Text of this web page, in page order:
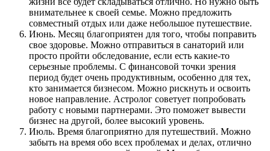
внимательнее к своей семье. Можно предложить
совместный отдых или даже небольшое путешествие.
Июнь. Месяц благоприятен для того, чтобы поправить
свое здоровье. Можно отправиться в санаторий или
просто пройти обследование, если есть какие-то
серьезные проблемы. С финансовой точки зрения
период будет очень продуктивным, особенно для тех,
кто занимается бизнесом. Можно рискнуть и освоить
новое направление. Астролог советует попробовать
работу с новыми партнерами. Это поможет вывести
бизнес на другой, более высокий уровень.
Июль. Время благоприятно для путешествий. Можно
забыть на время обо всех проблемах и делах, отлично